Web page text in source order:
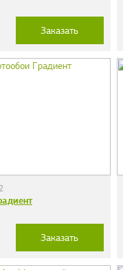
Заказать
Заказать